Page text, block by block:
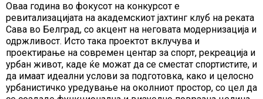
Оваа година во фокусот на конкурсот е
ревитализацијата на академскиот јахтинг клуб на реката
Сава во Белград, со акцент на неговата модернизација и
одржливост. Исто така проектот вклучува и
проектирање на современ центар за спорт, рекреација и
урбан живот, каде ќе можат да се сместат спортистите, и
да имаат идеални услови за подготовка, како и целосно
урбанистичко уредување на околниот простор, со цел да